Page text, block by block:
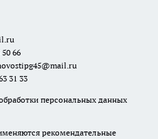
66
31 33
персональных данных
рекомендательные